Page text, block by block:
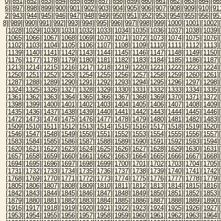
6] [897] [898] [899] [900] [901] [902] [903] [904] [905] [906] [907] [908] [909] [910]
2] [943] [944] [945] [946] [947] [948] [949] [950] [951] [952] [953] [954] [955] [956]
8] [989] [990] [991] [992] [993] [994] [995] [996] [997] [998] [999] [1000] [1001] [1002]
[1028] [1029] [1030] [1031] [1032] [1033] [1034] [1035] [1036] [1037] [1038] [1039]
[1065] [1066] [1067] [1068] [1069] [1070] [1071] [1072] [1073] [1074] [1075] [1076]
[1102] [1103] [1104] [1105] [1106] [1107] [1108] [1109] [1110] [1111] [1112] [1113]
[1139] [1140] [1141] [1142] [1143] [1144] [1145] [1146] [1147] [1148] [1149] [1150]
[1176] [1177] [1178] [1179] [1180] [1181] [1182] [1183] [1184] [1185] [1186] [1187]
[1213] [1214] [1215] [1216] [1217] [1218] [1219] [1220] [1221] [1222] [1223] [1224]
[1250] [1251] [1252] [1253] [1254] [1255] [1256] [1257] [1258] [1259] [1260] [1261]
[1287] [1288] [1289] [1290] [1291] [1292] [1293] [1294] [1295] [1296] [1297] [1298]
[1324] [1325] [1326] [1327] [1328] [1329] [1330] [1331] [1332] [1333] [1334] [1335]
[1361] [1362] [1363] [1364] [1365] [1366] [1367] [1368] [1369] [1370] [1371] [1372]
[1398] [1399] [1400] [1401] [1402] [1403] [1404] [1405] [1406] [1407] [1408] [1409]
[1435] [1436] [1437] [1438] [1439] [1440] [1441] [1442] [1443] [1444] [1445] [1446]
[1472] [1473] [1474] [1475] [1476] [1477] [1478] [1479] [1480] [1481] [1482] [1483]
[1509] [1510] [1511] [1512] [1513] [1514] [1515] [1516] [1517] [1518] [1519] [1520]
[1546] [1547] [1548] [1549] [1550] [1551] [1552] [1553] [1554] [1555] [1556] [1557]
[1583] [1584] [1585] [1586] [1587] [1588] [1589] [1590] [1591] [1592] [1593] [1594]
[1620] [1621] [1622] [1623] [1624] [1625] [1626] [1627] [1628] [1629] [1630] [1631]
[1657] [1658] [1659] [1660] [1661] [1662] [1663] [1664] [1665] [1666] [1667] [1668]
[1694] [1695] [1696] [1697] [1698] [1699] [1700] [1701] [1702] [1703] [1704] [1705]
[1731] [1732] [1733] [1734] [1735] [1736] [1737] [1738] [1739] [1740] [1741] [1742]
[1768] [1769] [1770] [1771] [1772] [1773] [1774] [1775] [1776] [1777] [1778] [1779]
[1805] [1806] [1807] [1808] [1809] [1810] [1811] [1812] [1813] [1814] [1815] [1816]
[1842] [1843] [1844] [1845] [1846] [1847] [1848] [1849] [1850] [1851] [1852] [1853]
[1879] [1880] [1881] [1882] [1883] [1884] [1885] [1886] [1887] [1888] [1889] [1890]
[1916] [1917] [1918] [1919] [1920] [1921] [1922] [1923] [1924] [1925] [1926] [1927]
[1953] [1954] [1955] [1956] [1957] [1958] [1959] [1960] [1961] [1962] [1963] [1964]